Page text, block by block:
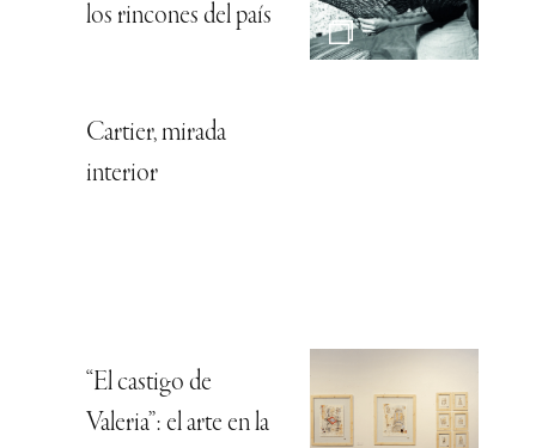
los rincones del país
Cartier, mirada
interior
“El castigo de
Valeria”: el arte en la